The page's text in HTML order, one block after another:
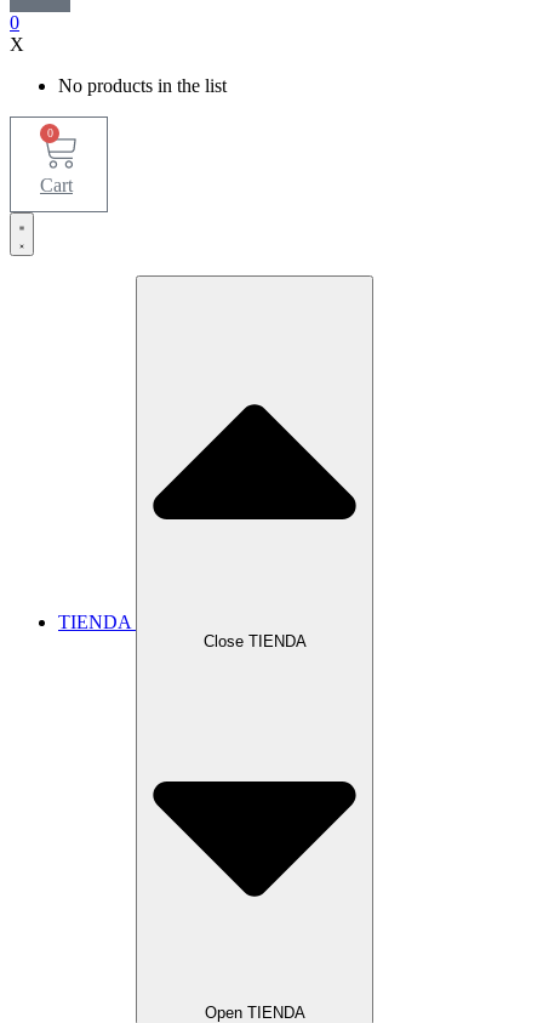
0
X
No products in the list
0
Cart
TIENDA
Close TIENDA
Open TIENDA